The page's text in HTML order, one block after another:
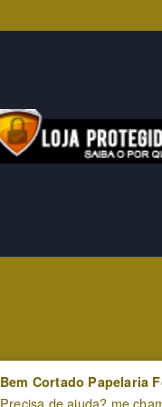
Bem Cortado Papelaria